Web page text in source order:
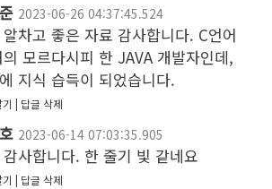
2023-06-26 04:37:45.524
차고 좋은 자료 감사합니다. C언어
모르다시피 한 JAVA 개발자인데,
지식 습득이 되었습니다.
답글 삭제
2023-06-14 07:03:35.905
사합니다. 한 줄기 빛 같네요
답글 삭제